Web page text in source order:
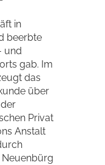
in
beerbte
und
gab. Im
das
über
Privat
Anstalt